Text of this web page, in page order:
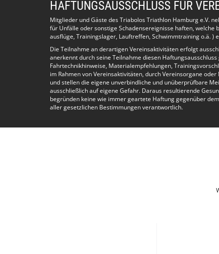
Freitag:
19:00-20:00 Fortgeschrittene
20:00-21:00 Anfänger (Verbandsschwimmen)
Es gibt 4 verschiedene Trainingsgruppen
Anfänger-Schwimmen
Wenn Du noch keine 400 Meter am Stück Kraul
schwimmst und warten musst, dann ist vielleicht
Fortgeschrittenen-Schwimmen:
Wenn es Dir leicht fällt, 100 Meter im ausgeruhten
Bitte nimm Rücksicht auf Deine
Es wird in Zukunft auch Techniktraining geben.
Training geschwommen. Der Schwerpunkt hier
HAFTUNGSAUSSCHLUSS FÜR
Mitglieder und Gäste des Triabolos Triathlon Hamburg e.V.
für Unfälle oder sonstige Schadensereignisse haften,
ausflüge, Trainingslager, Lauftreffen, Schwimmtraining o.ä. )
Die Teilnahme an derartigen Vereinsaktivitäten erfolgt
anerkennt durch seine Teilnahme diesen
Fahrtechnikhinweise, Materialempfehlungen,
im Rahmen von Vereinsaktivitäten, durch Vereinsorgane
und stellen die eigene unverbindliche und unüberprüfbare
ausschließlich auf eigene Gefahr. Daraus resultierende
begründen keine wie immer geartete Haftung gegenüber
aller gesetzlichen Bestimmungen verantwortlich.